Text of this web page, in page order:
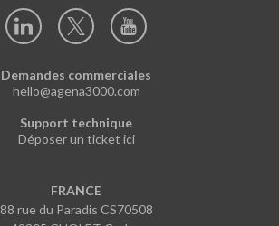
Demandes commerciales
hello@agena3000.com
Support technique
Déposer un ticket ici
FRANCE
88 rue du Paradis CS70508